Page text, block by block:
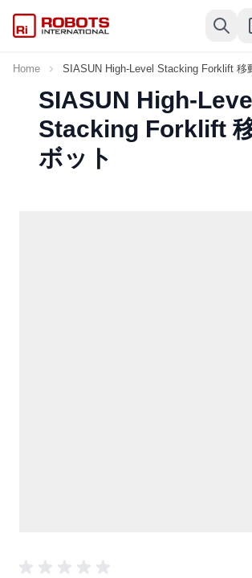
Home SIASUN High-Level Stacking Forklift 移
SIASUN High-
Stacking Forklift
ボット